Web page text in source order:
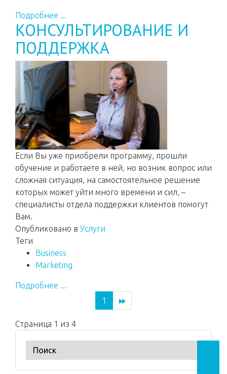
Подробнее ...
КОНСУЛЬТИРОВАНИЕ И
ПОДДЕРЖКА
Если Вы уже приобрели программу, прошли
обучение и работаете в ней, но возник вопрос или
сложная ситуация, на самостоятельное решение
которых может уйти много времени и сил, –
специалисты отдела поддержки клиентов помогут
Вам.
Опубликовано в Услуги
Теги
Business
Marketing
Подробнее ...
1
Страница 1 из 4